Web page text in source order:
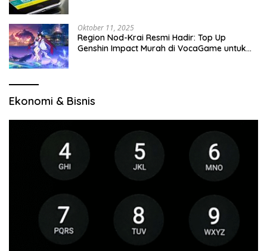
Oktober 11, 2025
Region Nod-Krai Resmi Hadir: Top Up
Genshin Impact Murah di VocaGame untuk
Ekonomi & Bisnis